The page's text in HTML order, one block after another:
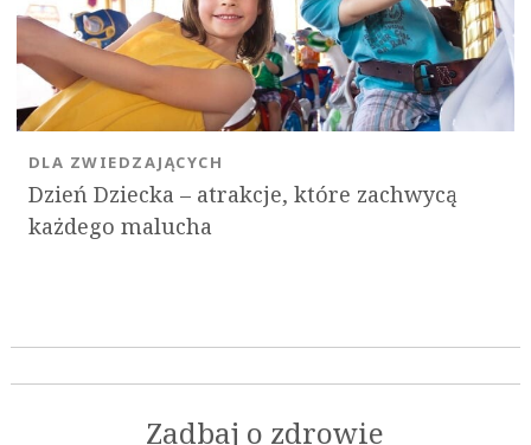
Dzień Dziecka – atrakcje, które zachwycą
każdego malucha
DLA ZWIEDZAJĄCYCH
Zadbaj o zdrowie